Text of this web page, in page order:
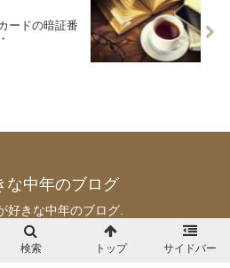
ードの暗証番
な中年のブログ
好きな中年のブログ.
検索 トップ サイドバー